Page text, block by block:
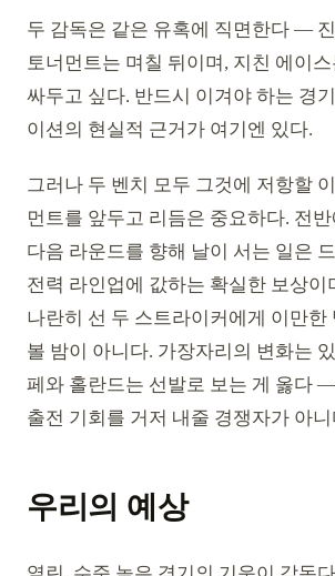
두 감독은 같은 유혹에 직면한다 —
토너먼트는 며칠 뒤이며, 지친 에이스
싸두고 싶다. 반드시 이겨야 하는 경
이션의 현실적 근거가 여기엔 있다.
그러나 두 벤치 모두 그것에 저항할
먼트를 앞두고 리듬은 중요하다. 전
다음 라운드를 향해 날이 서는 일은
전력 라인업에 값하는 확실한 보상이
나란히 선 두 스트라이커에게 이만한
볼 밤이 아니다. 가장자리의 변화는
페와 홀란드는 선발로 보는 게 옳다 —
출전 기회를 거저 내줄 경쟁자가 아니
우리의 예상